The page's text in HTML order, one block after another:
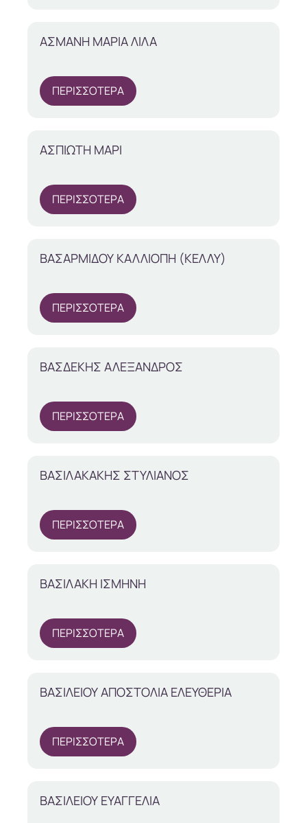
ΑΣΜΑΝΗ ΜΑΡΙΑ ΛΙΛΑ
ΠΕΡΙΣΣΟΤΕΡΑ
ΑΣΠΙΩΤΗ ΜΑΡΙ
ΠΕΡΙΣΣΟΤΕΡΑ
ΒΑΣΑΡΜΙΔΟΥ ΚΑΛΛΙΟΠΗ (ΚΕΛΛΥ)
ΠΕΡΙΣΣΟΤΕΡΑ
ΒΑΣΔΕΚΗΣ ΑΛΕΞΑΝΔΡΟΣ
ΠΕΡΙΣΣΟΤΕΡΑ
ΒΑΣΙΛΑΚΑΚΗΣ ΣΤΥΛΙΑΝΟΣ
ΠΕΡΙΣΣΟΤΕΡΑ
ΒΑΣΙΛΑΚΗ ΙΣΜΗΝΗ
ΠΕΡΙΣΣΟΤΕΡΑ
ΒΑΣΙΛΕΙΟΥ ΑΠΟΣΤΟΛΙΑ ΕΛΕΥΘΕΡΙΑ
ΠΕΡΙΣΣΟΤΕΡΑ
ΒΑΣΙΛΕΙΟΥ ΕΥΑΓΓΕΛΙΑ